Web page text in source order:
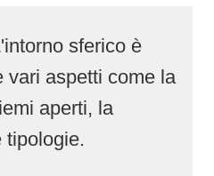
sferico è
vari aspetti come la
aperti, la
tipologie.